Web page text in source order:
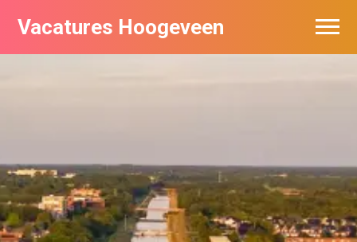
Vacatures Hoogeveen
Vacatures per bedrijf